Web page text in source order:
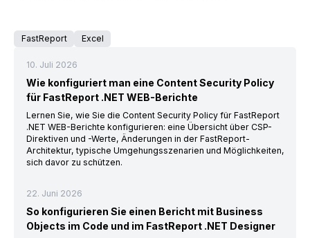
FastReport Excel
10. Juli 2026
Wie konfiguriert man eine Content Security Policy
für FastReport .NET WEB-Berichte
Lernen Sie, wie Sie die Content Security Policy für FastReport
.NET WEB-Berichte konfigurieren: eine Übersicht über CSP-
Direktiven und -Werte, Änderungen in der FastReport-
Architektur, typische Umgehungsszenarien und Möglichkeiten,
sich davor zu schützen.
22. Juni 2026
So konfigurieren Sie einen Bericht mit Business
Objects im Code und im FastReport .NET Designer